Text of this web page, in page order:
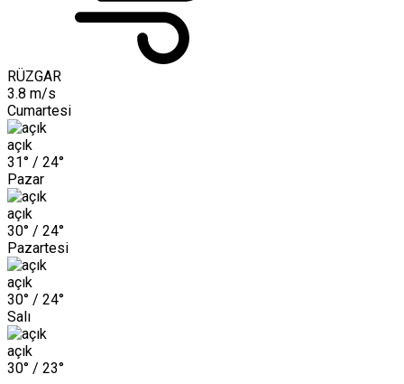
RÜZGAR
3.8 m/s
Cumartesi
açık
31° / 24°
Pazar
açık
30° / 24°
Pazartesi
açık
30° / 24°
Salı
açık
30° / 23°